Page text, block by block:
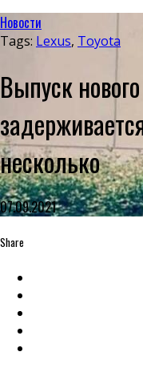
Новости
Tags: Lexus, Toyota
Выпуск
несколько
07.09.2021
Share